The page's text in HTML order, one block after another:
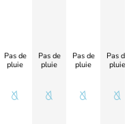
Pas de
pluie
Pas de
pluie
Pas de
pluie
Pas de
pluie